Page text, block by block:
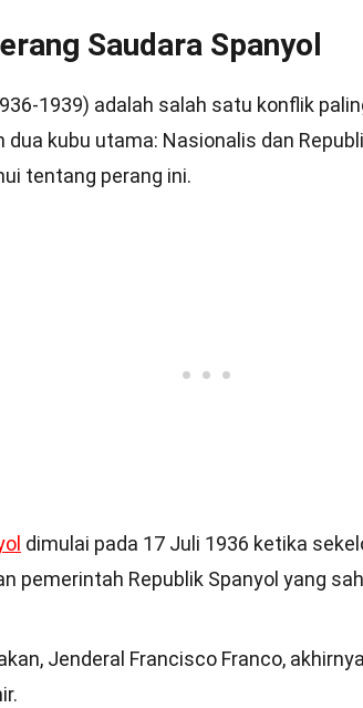
Saudara Spanyol
1939) adalah salah satu konflik
kubu utama: Nasionalis dan
tentang perang ini.
dimulai pada 17 Juli 1936 ketika
pemerintah Republik Spanyol yang
Jenderal Francisco Franco,